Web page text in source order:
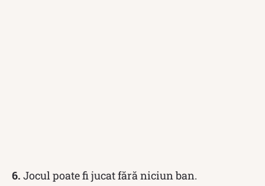
6. Jocul poate fi jucat fără niciun ban.